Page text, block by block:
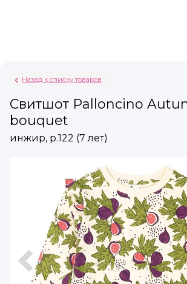
Назад к списку товаров
Свитшот Palloncino
bouquet
инжир, р.122 (7 лет)